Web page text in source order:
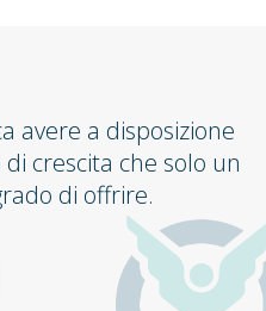
avere a disposizione
crescita che solo un
di offrire.